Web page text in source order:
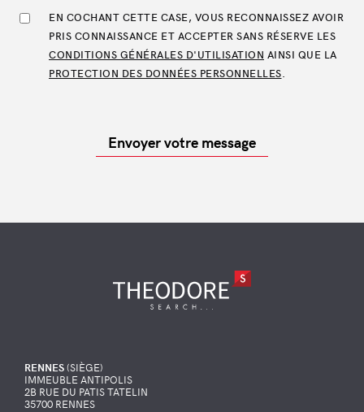
EN COCHANT CETTE CASE, VOUS RECONNAISSEZ AVOIR
PRIS CONNAISSANCE ET ACCEPTER SANS RÉSERVE LES
CONDITIONS GÉNÉRALES D'UTILISATION AINSI QUE LA
PROTECTION DES DONNÉES PERSONNELLES.
Envoyer votre message
RENNES(SIÈGE)
IMMEUBLE ANTIPOLIS
2B RUE DU PATIS TATELIN
35700 RENNES